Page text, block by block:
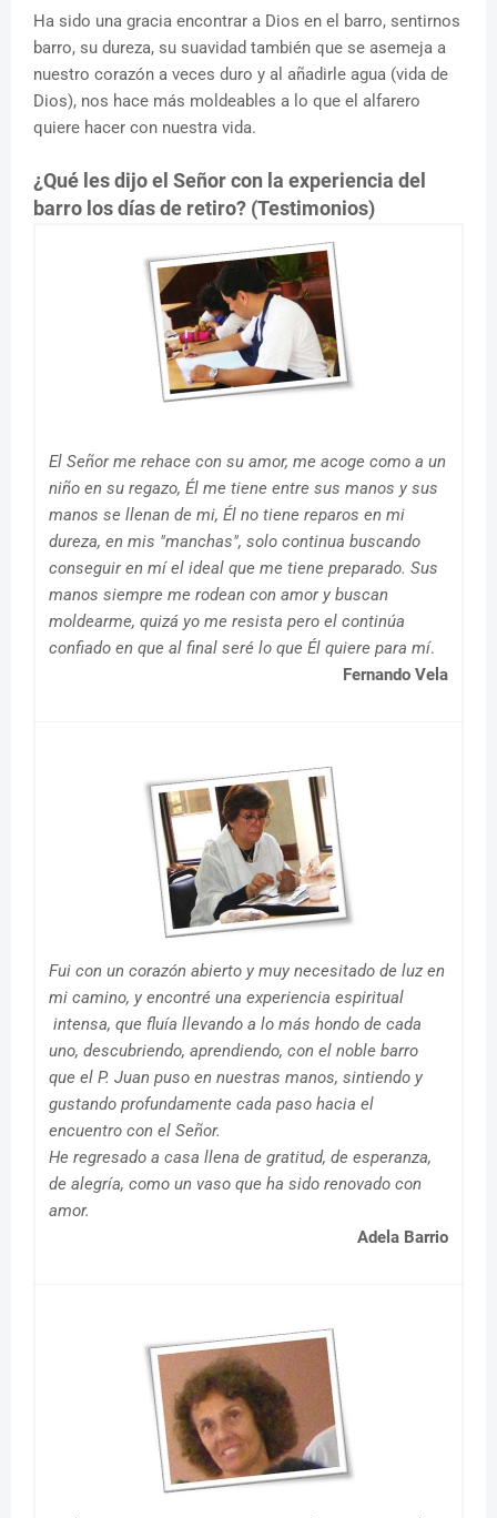
Ha sido una gracia encontrar a Dios en el barro, sentirnos
barro, su dureza, su suavidad también que se asemeja a
nuestro corazón a veces duro y al añadirle agua (vida de
Dios), nos hace más moldeables a lo que el alfarero
quiere hacer con nuestra vida.
¿Qué les dijo el Señor con la experiencia del
barro los días de retiro? (Testimonios)
El Señor me rehace con su amor, me acoge como a un
niño en su regazo, Él me tiene entre sus manos y sus
manos se llenan de mi, Él no tiene reparos en mi
dureza, en mis "manchas", solo continua buscando
conseguir en mí el ideal que me tiene preparado. Sus
manos siempre me rodean con amor y buscan
moldearme, quizá yo me resista pero el continúa
confiado en que al final seré lo que Él quiere para mí.
Fernando Vela
Fui con un corazón abierto y muy necesitado de luz en
mi camino, y encontré una experiencia espiritual
intensa, que fluía llevando a lo más hondo de cada
uno, descubriendo, aprendiendo, con el noble barro
que el P. Juan puso en nuestras manos, sintiendo y
gustando profundamente cada paso hacia el
encuentro con el Señor.
He regresado a casa llena de gratitud, de esperanza,
de alegría, como un vaso que ha sido renovado con
amor.
Adela Barrio